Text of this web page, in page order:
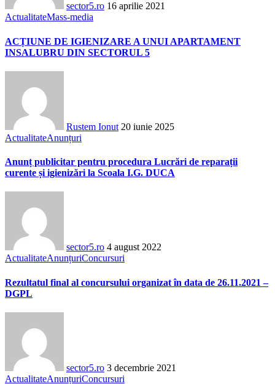
sector5.ro 16 aprilie 2021
ActualitateMass-media
ACȚIUNE DE IGIENIZARE A UNUI APARTAMENT
INSALUBRU DIN SECTORUL 5
Rustem Ionut 20 iunie 2025
ActualitateAnunțuri
Anunț publicitar pentru procedura Lucrări de reparații
curente și igienizări la Scoala I.G. DUCA
sector5.ro 4 august 2022
ActualitateAnunțuriConcursuri
Rezultatul final al concursului organizat în data de 26.11.2021 –
DGPL
sector5.ro 3 decembrie 2021
ActualitateAnunțuriConcursuri